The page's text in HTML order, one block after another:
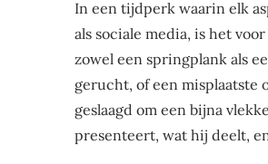
In een tijdperk waarin elk
als sociale media, is het
zowel een springplank als
gerucht, of een misplaatste
geslaagd om een bijna
presenteert, wat hij deelt,